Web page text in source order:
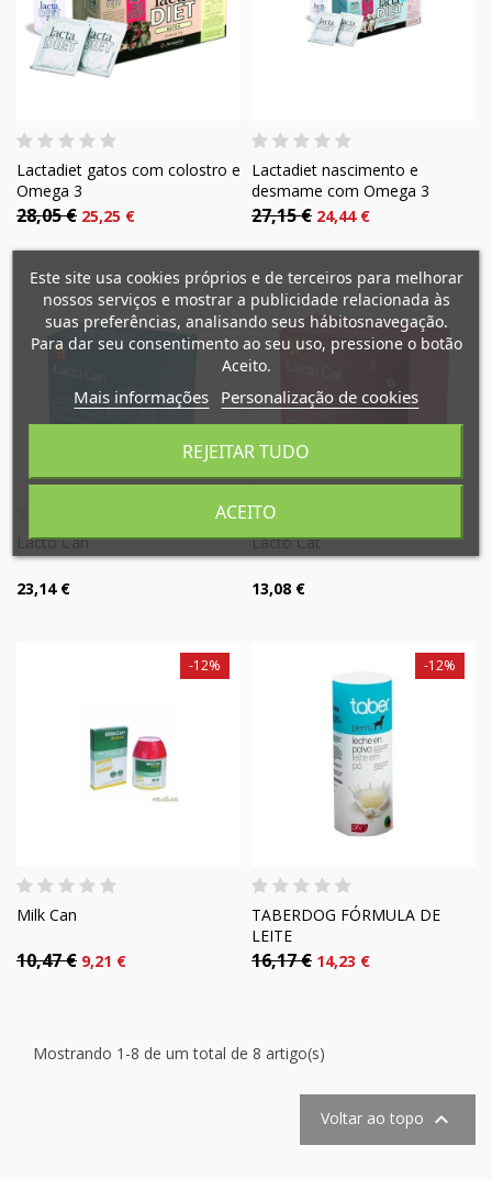
Lactadiet gatos com colostro e
Omega 3
28,05 € 25,25 €
Lactadiet nascimento e
desmame com Omega 3
27,15 € 24,44 €
Lacto Can
23,14 €
Lacto Cat
13,08 €
Milk Can
10,47 €
-12%
9,21 €
TABERDOG FÓRMULA DE
LEITE
16,17 €
-12%
14,23 €
Mostrando 1-8 de um total de 8 artigo(s)
Voltar ao topo 
Mi lista de deseos ×
Crear nueva lista
((modalTitle)) ×
((confirmMessage))
Criar lista de desejos ×
Nome da lista de desejos
Cancelar Criar lista de desejos
Entrar ×
É necessário ter sessão iniciada para guardar produtos
na sua lista de desejos.
Cancelar
Este site usa cookies próprios e de terceiros para melhorar
nossos serviços e mostrar a publicidade relacionada às
suas preferências, analisando seus hábitosnavegação.
Para dar seu consentimento ao seu uso, pressione o botão
Aceito.
Mais informações Personalização de cookies
REJEITAR TUDO
ACEITO